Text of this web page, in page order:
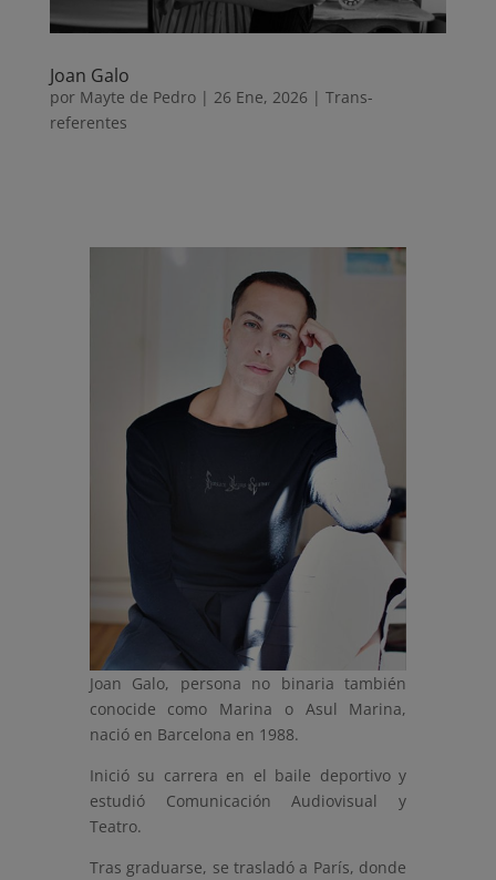
Joan Galo
por Mayte de Pedro| 26 Ene, 2026 | Trans-
referentes
Joan Galo, persona no binaria también
conocide como Marina o Asul Marina,
nació en Barcelona en 1988.
Inició su carrera en el baile deportivo y
estudió Comunicación Audiovisual y
Teatro.
Tras graduarse, se trasladó a París, donde